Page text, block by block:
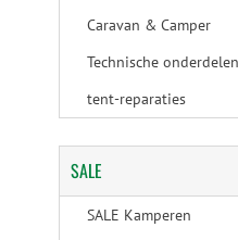
Caravan & Camper
Technische onderdelen
tent-reparaties
SALE
SALE Kamperen